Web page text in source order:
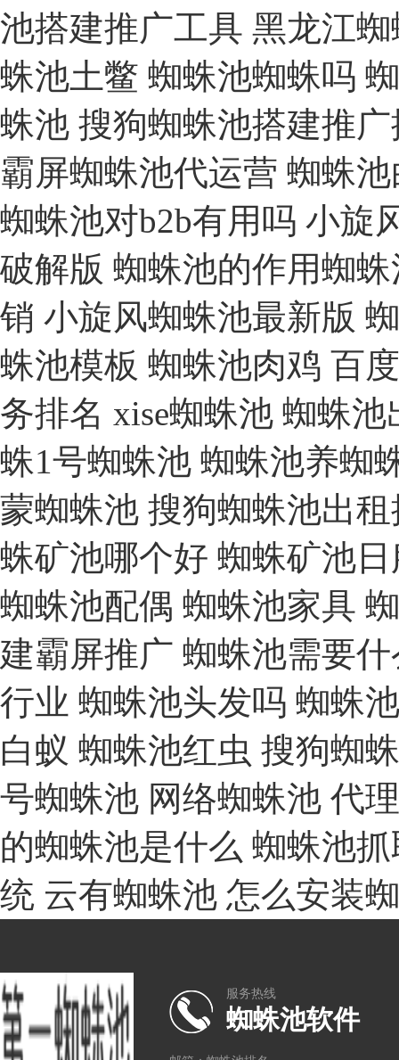
池搭建推广工具 黑龙江
蛛池土鳖 蜘蛛池蜘蛛吗
蛛池 搜狗蜘蛛池搭建推
霸屏蜘蛛池代运营 蜘蛛
蜘蛛池对b2b有用吗 小旋
破解版 蜘蛛池的作用蜘
销 小旋风蜘蛛池最新版
蛛池模板 蜘蛛池肉鸡 百
务排名 xise蜘蛛池 蜘蛛池
蛛1号蜘蛛池 蜘蛛池养蜘
蒙蜘蛛池 搜狗蜘蛛池出
蛛矿池哪个好 蜘蛛矿池
蜘蛛池配偶 蜘蛛池家具
建霸屏推广 蜘蛛池需要
行业 蜘蛛池头发吗 蜘蛛
白蚁 蜘蛛池红虫 搜狗蜘
号蜘蛛池 网络蜘蛛池 代
的蜘蛛池是什么 蜘蛛池抓
统 云有蜘蛛池 怎么安装
服务热线
蜘蛛池软件